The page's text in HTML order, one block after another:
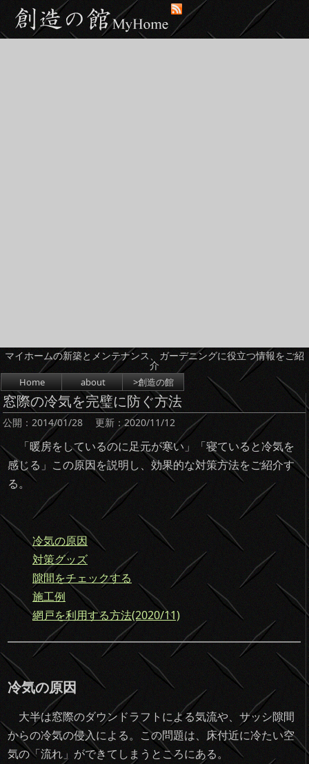
マイホームの新築とメンテナンス、ガーデニングに役立つ情報をご紹
介
コンテンツへスキップ
Home about >創造の館
窓際の冷気を完璧に防ぐ方法
公開： 2014/01/28 更新：2020/11/12
「暖房をしているのに足元が寒い」「寝ていると冷気を
感じる」この原因を説明し、効果的な対策方法をご紹介す
る。
冷気の原因
対策グッズ
隙間をチェックする
施工例
網戸を利用する方法(2020/11)
冷気の原因
大半は窓際のダウンドラフトによる気流や、サッシ隙間
からの冷気の侵入による。この問題は、床付近に冷たい空
気の「流れ」ができてしまうところにある。